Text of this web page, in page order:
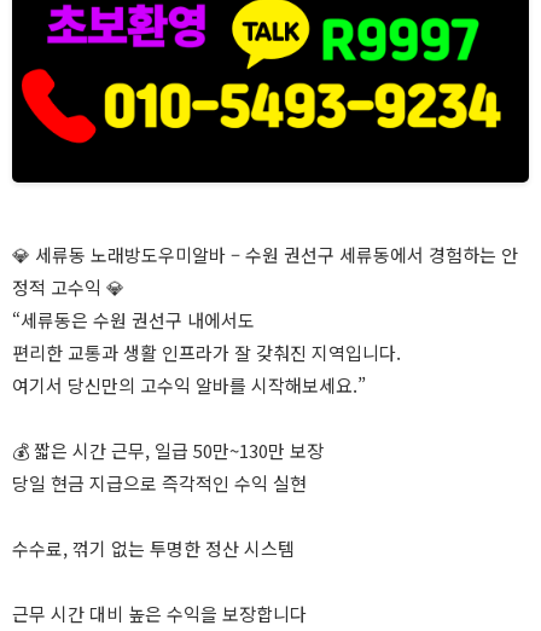
💎 세류동 노래방도우미알바 – 수원 권선구 세류동에서 경험하는 안
정적 고수익 💎
“세류동은 수원 권선구 내에서도
편리한 교통과 생활 인프라가 잘 갖춰진 지역입니다.
여기서 당신만의 고수익 알바를 시작해보세요.”
💰 짧은 시간 근무, 일급 50만~130만 보장
당일 현금 지급으로 즉각적인 수익 실현
수수료, 꺾기 없는 투명한 정산 시스템
근무 시간 대비 높은 수익을 보장합니다